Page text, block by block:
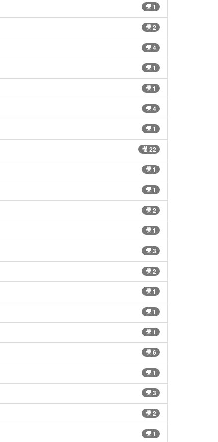
🎥 1
🎥 2
🎥 4
🎥 1
🎥 1
🎥 4
🎥 1
🎥 22
🎥 1
🎥 1
🎥 2
🎥 1
🎥 3
🎥 2
🎥 1
🎥 1
🎥 1
🎥 6
🎥 1
🎥 3
🎥 2
🎥 1